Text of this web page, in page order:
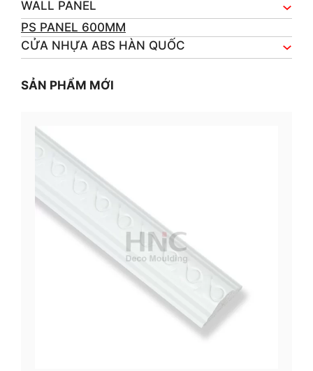
WALL PANEL
PS PANEL 600MM
CỬA NHỰA ABS HÀN QUỐC
SẢN PHẨM MỚI